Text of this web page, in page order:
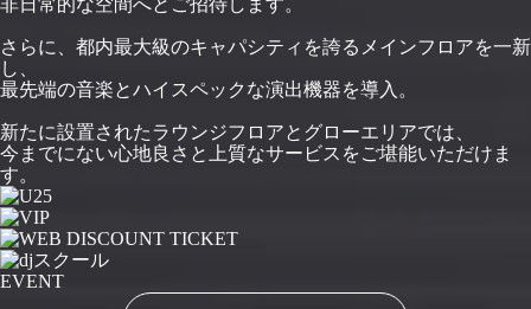
非日常的な空間へとご招待します。
さらに、都内最大級のキャパシティを誇るメインフロアを一新
し、
最先端の音楽とハイスペックな演出機器を導入。
新たに設置されたラウンジフロアとグローエリアでは、
今までにない心地良さと上質なサービスをご堪能いただけま
す。
EVENT